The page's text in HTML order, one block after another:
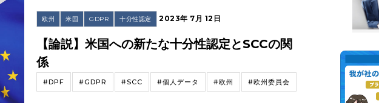
欧州 米国 GDPR 十分性認定 2023年 7月 12日
【論説】米国への新たな十分性認定とSCCの関
係
#DPF #GDPR #SCC #個人データ #欧州 #欧州委員会